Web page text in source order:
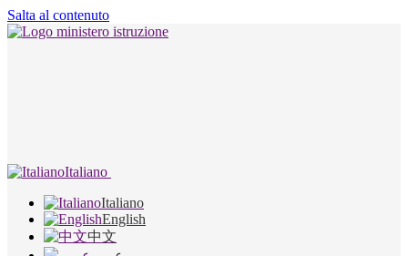
Salta al contenuto
Italiano
Italiano
English
中文